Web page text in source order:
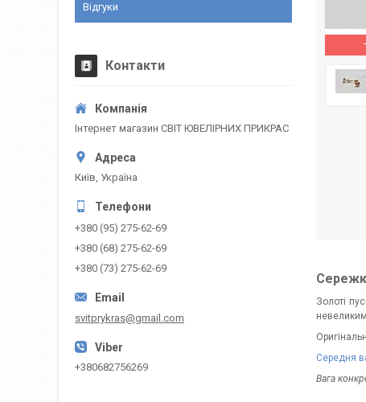
Золоті
Середня
Вага
Відгуки
Контакти
Інтернет магазин СВІТ ЮВЕЛІРНИХ ПРИКРАС
Київ, Україна
+380 (95) 275-62-69
+380 (68) 275-62-69
+380 (73) 275-62-69
svitprykras@gmail.com
+380682756269